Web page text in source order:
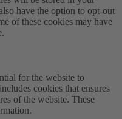
have the option to opt-out
of these cookies may have
for the website to
cookies that ensures
of the website. These